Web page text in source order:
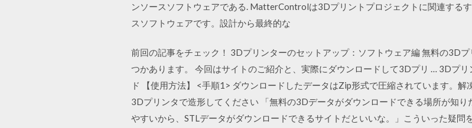
ンソースソフトウェアである. MatterControlは3Dプリントプロジェクトに関連する
スソフトウェアです。設計から最終的な
前回の記事をチェック！ 3Dプリンターのセットアップ：ソフトウェア編 無料の3D
つかあります。 今回はサイトのご紹介と、実際にダウンロードして3Dプリ … 3Dプ
ド 【使用方法】 <手順1> ダウンロードしたデータはZip形式で圧縮されています。
3Dプリンタで造形してください 「無料の3Dデータがダウンロードできる場所が知
やすいから、STLデータがダウンロードできるサイトだといいな。」こういった疑